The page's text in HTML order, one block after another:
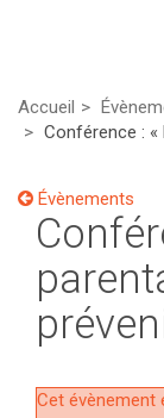
Accueil
Conférence : «
Évènements
Cet évènement